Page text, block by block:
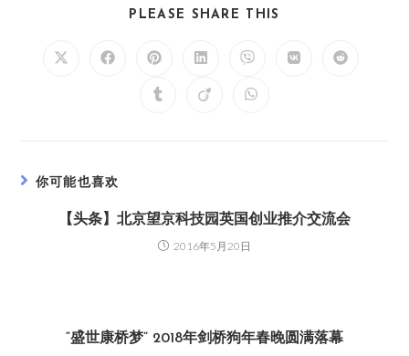
PLEASE SHARE THIS
你可能也喜欢
【头条】北京望京科技园英国创业推介交流会
2016年5月20日
“盛世康桥梦” 2018年剑桥狗年春晚圆满落幕